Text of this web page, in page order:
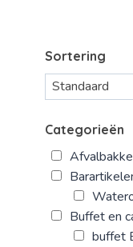
Sortering
Categorieën
Buffet en
buffet